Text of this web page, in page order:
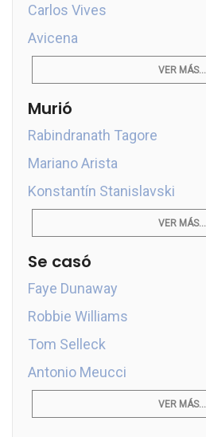
Carlos Vives
Avicena
VER MÁS...
Murió
Rabindranath Tagore
Mariano Arista
Konstantín Stanislavski
VER MÁS...
Se casó
Faye Dunaway
Robbie Williams
Tom Selleck
Antonio Meucci
VER MÁS...